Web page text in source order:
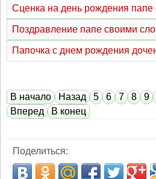
Сценка на день рождения папе
Поздравление папе своими
Папочка с днем рождения
В начало
Назад 5 6 7 8 9
Вперед
В конец
Поделиться: